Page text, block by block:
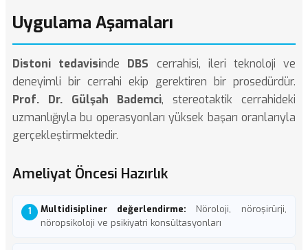
Uygulama Aşamaları
Distoni tedavisinde DBS cerrahisi, ileri teknoloji ve
deneyimli bir cerrahi ekip gerektiren bir prosedürdür.
Prof. Dr. Gülşah Bademci, stereotaktik cerrahideki
uzmanlığıyla bu operasyonları yüksek başarı oranlarıyla
gerçekleştirmektedir.
Ameliyat Öncesi Hazırlık
Multidisipliner değerlendirme: Nöroloji, nöroşirürji,
nöropsikoloji ve psikiyatri konsültasyonları